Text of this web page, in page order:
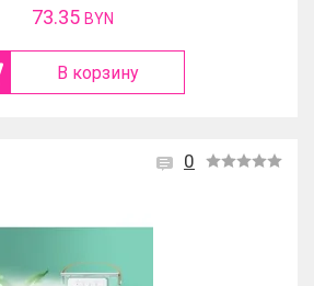
73.35 BYN
В корзину
0